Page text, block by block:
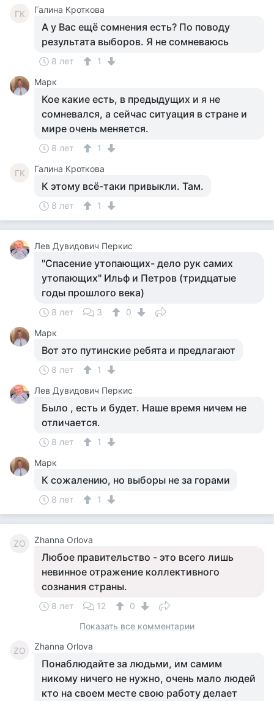
ГК Галина Кроткова
А у Вас ещё сомнения есть? По поводу
результата выборов. Я не сомневаюсь
8 лет
1
Марк
Кое какие есть, в предыдущих и я не
сомневался, а сейчас ситуация в стране и
мире очень меняется.
8 лет 1
ГК Галина Кроткова
К этому всё-таки привыкли. Там.
8 лет 1
Лев Дувидович Перкис
"Спасение утопающих- дело рук самих
утопающих" Ильф и Петров (тридцатые
годы прошлого века)
8 лет 3
0
Марк
Вот это путинские ребята и предлагают
8 лет
1
Лев Дувидович Перкис
Было , есть и будет. Наше время ничем не
отличается.
8 лет
1
Марк
К сожалению, но выборы не за горами
8 лет 1
ZO Zhanna Orlova
Любое правительство - это всего лишь
невинное отражение коллективного
сознания страны.
8 лет 12
0
Показать все комментарии
ZO Zhanna Orlova
Понаблюдайте за людьми, им самим
никому ничего не нужно, очень мало людей
кто на своем месте свою работу делает